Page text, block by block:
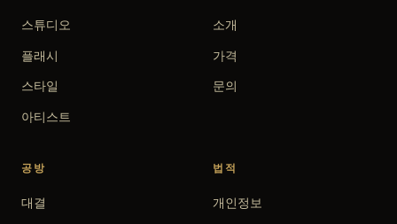
스튜디오
플래시
스타일
아티스트
소개
가격
문의
공방
대결
법적
개인정보